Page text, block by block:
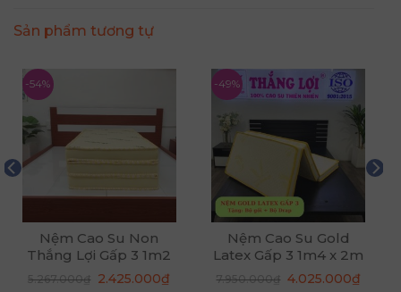
Sản phẩm tương tự
-54%
Nệm Cao Su Non
Thắng Lợi Gấp 3 1m2
x 2m x 15cm
5.267.000₫ Giá
2.425.000₫
-49%
Nệm Cao Su Gold
Latex Gấp 3 1m4 x 2m
x 15cm
7.950.000₫ Giá
4.025.000₫